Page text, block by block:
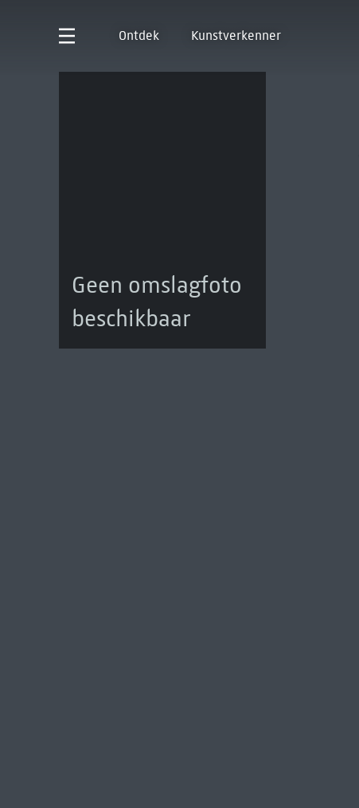
Ontdek Kunstverkenner
Geen omslagfoto
beschikbaar